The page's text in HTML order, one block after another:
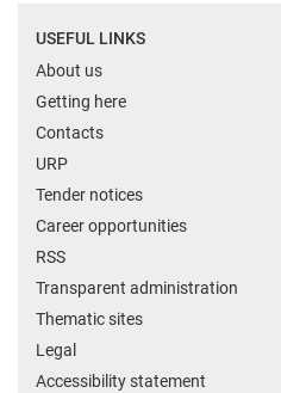
USEFUL LINKS
About us
Getting here
Contacts
URP
Tender notices
Career opportunities
RSS
Transparent administration
Thematic sites
Legal
Accessibility statement